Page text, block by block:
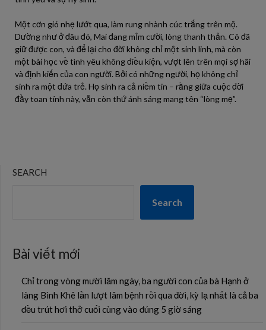
Một cơn gió nhẹ lướt qua, làm rung nhành cúc trắng trên mộ.
Dường như ở đâu đó, Mai đang mỉm cười, lòng thanh thản. Cô đã
giữ được con, và để lại cho đời không chỉ một sinh linh, mà còn
một bài học về tình yêu không điều kiện, vượt lên trên mọi sợ hãi
và định kiến của con người. Bởi có những người, họ không chỉ
sinh ra một đứa trẻ. Họ sinh ra cả niềm tin – rằng giữa cuộc đời
đầy toan tính này, vẫn còn thứ ánh sáng mang tên “lòng mẹ”.
SEARCH
Search
Bài viết mới
Chỉ trong vòng mười lăm ngày, ba người con của bà Hạnh ở
làng Bình Khê lần lượt lâm bệnh rồi qua đời, kỳ lạ nhất là cả ba
đều trút hơi thở cuối cùng vào đúng 5 giờ sáng